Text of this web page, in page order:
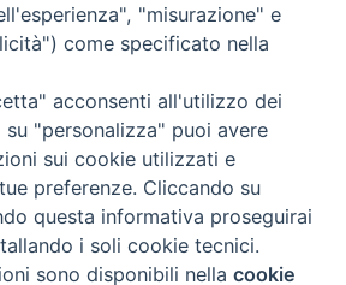
Padova
com
Privacy Policy
Preferenze Cookie
"misurazione" e
come specificato nella
acconsenti all'utilizzo dei
"personalizza" puoi avere
sui cookie utilizzati e
preferenze. Cliccando su
questa informativa proseguirai
i soli cookie tecnici.
sono disponibili nellacookie